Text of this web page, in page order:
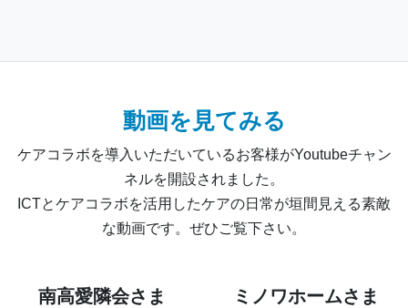
動画を見てみる
ケアコラボを導入いただいているお客様がYoutubeチャン
ネルを開設されました。
ICTとケアコラボを活用したケアの日常が垣間見える素敵
な動画です。ぜひご覧下さい。
南高愛隣会さま ミノワホームさま